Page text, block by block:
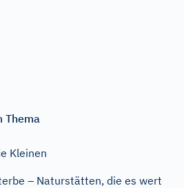
Thema
Kleinen
– Naturstätten, die es wert